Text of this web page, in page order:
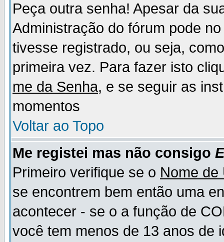
Peça outra senha! Apesar da
Administração do fórum pode
tivesse registrado, ou seja,
primeira vez. Para fazer isto
me da Senha, e se seguir as
momentos
Voltar ao Topo
Me registei mas não consigo
Primeiro verifique se o Nome de
se encontrem bem então uma
acontecer - se o a função de
você tem menos de 13 anos de